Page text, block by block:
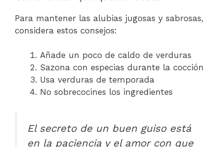
Para mantener las alubias jugosas y sabrosas,
considera estos consejos:
Añade un poco de caldo de verduras
Sazona con especias durante la cocción
Usa verduras de temporada
No sobrecocines los ingredientes
El secreto de un buen guiso está
en la paciencia y el amor con que